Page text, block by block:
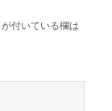
が付いている欄は